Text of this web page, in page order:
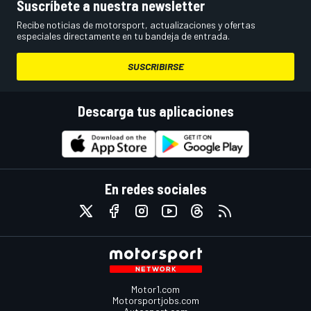
Suscríbete a nuestra newsletter
Recibe noticias de motorsport, actualizaciones y ofertas
especiales directamente en tu bandeja de entrada.
SUSCRIBIRSE
Descarga tus aplicaciones
En redes sociales
Motor1.com
Motorsportjobs.com